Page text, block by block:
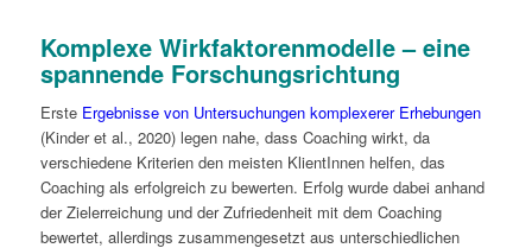
Komplexe Wirkfaktorenmodelle – eine
spannende Forschungsrichtung
Erste Ergebnisse von Untersuchungen komplexerer Erhebungen
(Kinder et al., 2020) legen nahe, dass Coaching wirkt, da
verschiedene Kriterien den meisten KlientInnen helfen, das
Coaching als erfolgreich zu bewerten. Erfolg wurde dabei anhand
der Zielerreichung und der Zufriedenheit mit dem Coaching
bewertet, allerdings zusammengesetzt aus unterschiedlichen